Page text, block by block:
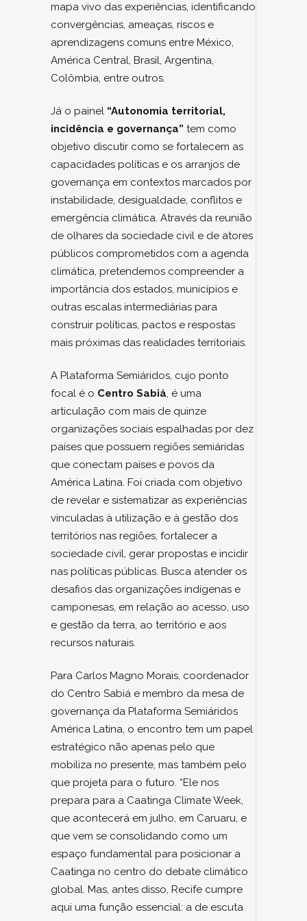
mapa vivo das experiências, identificando
convergências, ameaças, riscos e
aprendizagens comuns entre México,
América Central, Brasil, Argentina,
Colômbia, entre outros.
Já o painel “Autonomia territorial,
incidência e governança” tem como
objetivo discutir como se fortalecem as
capacidades políticas e os arranjos de
governança em contextos marcados por
instabilidade, desigualdade, conflitos e
emergência climática. Através da reunião
de olhares da sociedade civil e de atores
públicos comprometidos com a agenda
climática, pretendemos compreender a
importância dos estados, municípios e
outras escalas intermediárias para
construir políticas, pactos e respostas
mais próximas das realidades territoriais.
A Plataforma Semiáridos, cujo ponto
focal é o Centro Sabiá, é uma
articulação com mais de quinze
organizações sociais espalhadas por dez
países que possuem regiões semiáridas
que conectam países e povos da
América Latina. Foi criada com objetivo
de revelar e sistematizar as experiências
vinculadas à utilização e à gestão dos
territórios nas regiões, fortalecer a
sociedade civil, gerar propostas e incidir
nas políticas públicas. Busca atender os
desafios das organizações indígenas e
camponesas, em relação ao acesso, uso
e gestão da terra, ao território e aos
recursos naturais.
Para Carlos Magno Morais, coordenador
do Centro Sabiá e membro da mesa de
governança da Plataforma Semiáridos
América Latina, o encontro tem um papel
estratégico não apenas pelo que
mobiliza no presente, mas também pelo
que projeta para o futuro. “Ele nos
prepara para a Caatinga Climate Week,
que acontecerá em julho, em Caruaru, e
que vem se consolidando como um
espaço fundamental para posicionar a
Caatinga no centro do debate climático
global. Mas, antes disso, Recife cumpre
aqui uma função essencial: a de escuta